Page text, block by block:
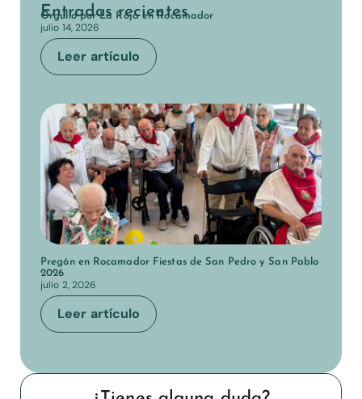
Entradas recientes
Orgullo por La Roja en Rocamador
julio 14, 2026
Leer artículo
Pregón en Rocamador Fiestas de San Pedro y San Pablo
2026
julio 2, 2026
Leer artículo